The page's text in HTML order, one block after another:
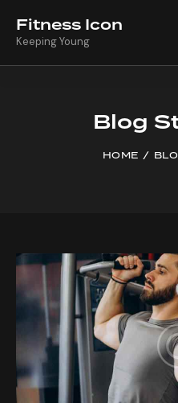
Fitness Icon
Keeping Young
Blog
HOME